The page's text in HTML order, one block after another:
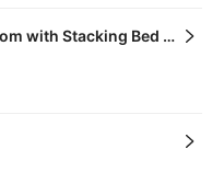
Nikko Junior Suite Room with Stacking Bed Non-Smoking (Triple Use)